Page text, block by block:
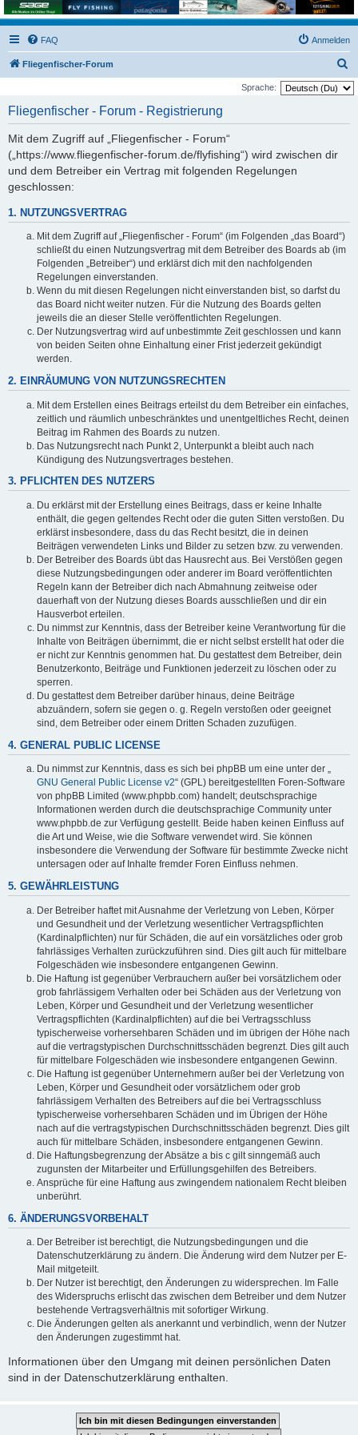
FAQ Anmelden
Fliegenfischer-Forum
u
Sprache:
Fliegenfischer - Forum - Registrierung
Mit dem Zugriff auf „Fliegenfischer - Forum“
(„https://www.fliegenfischer-forum.de/flyfishing“) wird zwischen dir
und dem Betreiber ein Vertrag mit folgenden Regelungen
geschlossen:
1. NUTZUNGSVERTRAG
Mit dem Zugriff auf „Fliegenfischer - Forum“ (im Folgenden „das Board“)
schließt du einen Nutzungsvertrag mit dem Betreiber des Boards ab (im
Folgenden „Betreiber“) und erklärst dich mit den nachfolgenden
Regelungen einverstanden.
Wenn du mit diesen Regelungen nicht einverstanden bist, so darfst du
das Board nicht weiter nutzen. Für die Nutzung des Boards gelten
jeweils die an dieser Stelle veröffentlichten Regelungen.
Der Nutzungsvertrag wird auf unbestimmte Zeit geschlossen und kann
von beiden Seiten ohne Einhaltung einer Frist jederzeit gekündigt
werden.
2. EINRÄUMUNG VON NUTZUNGSRECHTEN
Mit dem Erstellen eines Beitrags erteilst du dem Betreiber ein einfaches,
zeitlich und räumlich unbeschränktes und unentgeltliches Recht, deinen
Beitrag im Rahmen des Boards zu nutzen.
Das Nutzungsrecht nach Punkt 2, Unterpunkt a bleibt auch nach
Kündigung des Nutzungsvertrages bestehen.
3. PFLICHTEN DES NUTZERS
Du erklärst mit der Erstellung eines Beitrags, dass er keine Inhalte
enthält, die gegen geltendes Recht oder die guten Sitten verstoßen. Du
erklärst insbesondere, dass du das Recht besitzt, die in deinen
Beiträgen verwendeten Links und Bilder zu setzen bzw. zu verwenden.
Der Betreiber des Boards übt das Hausrecht aus. Bei Verstößen gegen
diese Nutzungsbedingungen oder anderer im Board veröffentlichten
Regeln kann der Betreiber dich nach Abmahnung zeitweise oder
dauerhaft von der Nutzung dieses Boards ausschließen und dir ein
Hausverbot erteilen.
Du nimmst zur Kenntnis, dass der Betreiber keine Verantwortung für die
Inhalte von Beiträgen übernimmt, die er nicht selbst erstellt hat oder die
er nicht zur Kenntnis genommen hat. Du gestattest dem Betreiber, dein
Benutzerkonto, Beiträge und Funktionen jederzeit zu löschen oder zu
sperren.
Du gestattest dem Betreiber darüber hinaus, deine Beiträge
abzuändern, sofern sie gegen o. g. Regeln verstoßen oder geeignet
sind, dem Betreiber oder einem Dritten Schaden zuzufügen.
4. GENERAL PUBLIC LICENSE
Du nimmst zur Kenntnis, dass es sich bei phpBB um eine unter der „
GNU General Public License v2“ (GPL) bereitgestellten Foren-Software
von phpBB Limited (www.phpbb.com) handelt; deutschsprachige
Informationen werden durch die deutschsprachige Community unter
www.phpbb.de zur Verfügung gestellt. Beide haben keinen Einfluss auf
die Art und Weise, wie die Software verwendet wird. Sie können
insbesondere die Verwendung der Software für bestimmte Zwecke nicht
untersagen oder auf Inhalte fremder Foren Einfluss nehmen.
5. GEWÄHRLEISTUNG
Der Betreiber haftet mit Ausnahme der Verletzung von Leben, Körper
und Gesundheit und der Verletzung wesentlicher Vertragspflichten
(Kardinalpflichten) nur für Schäden, die auf ein vorsätzliches oder grob
fahrlässiges Verhalten zurückzuführen sind. Dies gilt auch für mittelbare
Folgeschäden wie insbesondere entgangenen Gewinn.
Die Haftung ist gegenüber Verbrauchern außer bei vorsätzlichem oder
grob fahrlässigem Verhalten oder bei Schäden aus der Verletzung von
Leben, Körper und Gesundheit und der Verletzung wesentlicher
Vertragspflichten (Kardinalpflichten) auf die bei Vertragsschluss
typischerweise vorhersehbaren Schäden und im übrigen der Höhe nach
auf die vertragstypischen Durchschnittsschäden begrenzt. Dies gilt auch
für mittelbare Folgeschäden wie insbesondere entgangenen Gewinn.
Die Haftung ist gegenüber Unternehmern außer bei der Verletzung von
Leben, Körper und Gesundheit oder vorsätzlichem oder grob
fahrlässigem Verhalten des Betreibers auf die bei Vertragsschluss
typischerweise vorhersehbaren Schäden und im Übrigen der Höhe
nach auf die vertragstypischen Durchschnittsschäden begrenzt. Dies gilt
auch für mittelbare Schäden, insbesondere entgangenen Gewinn.
Die Haftungsbegrenzung der Absätze a bis c gilt sinngemäß auch
zugunsten der Mitarbeiter und Erfüllungsgehilfen des Betreibers.
Ansprüche für eine Haftung aus zwingendem nationalem Recht bleiben
unberührt.
6. ÄNDERUNGSVORBEHALT
Der Betreiber ist berechtigt, die Nutzungsbedingungen und die
Datenschutzerklärung zu ändern. Die Änderung wird dem Nutzer per E-
Mail mitgeteilt.
Der Nutzer ist berechtigt, den Änderungen zu widersprechen. Im Falle
des Widerspruchs erlischt das zwischen dem Betreiber und dem Nutzer
bestehende Vertragsverhältnis mit sofortiger Wirkung.
Die Änderungen gelten als anerkannt und verbindlich, wenn der Nutzer
den Änderungen zugestimmt hat.
Informationen über den Umgang mit deinen persönlichen Daten
sind in der Datenschutzerklärung enthalten.